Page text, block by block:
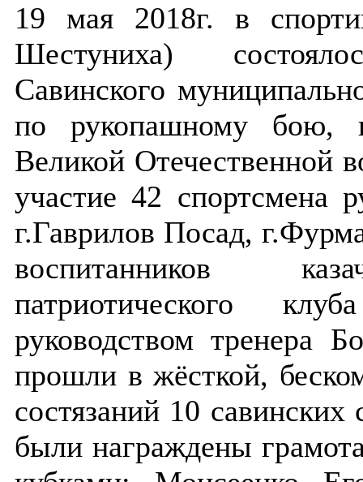
19 мая 2018г. в
Шестуниха)
Савинского
по рукопашному бою,
Великой Отечественной
участие 42 спортсмена
г.Гаврилов Посад,
воспитанников
патриотического
руководством тренера
прошли в жёсткой,
состязаний 10
были награждены